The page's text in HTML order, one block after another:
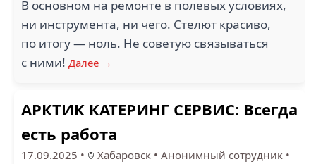
В основном на ремонте в полевых условиях,
ни инструмента, ни чего. Стелют красиво,
по итогу — ноль. Не советую связываться
с ними! Далее →
АРКТИК КАТЕРИНГ СЕРВИС: Всегда
есть работа
17.09.2025 • Хабаровск • Анонимный сотрудник •